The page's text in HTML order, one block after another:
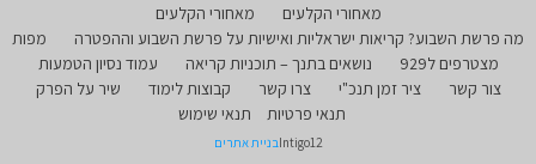
מאחורי הקלעים
מאחורי הקלעים
מה פרשת השבוע? קריאות ישראליות ואישיות על פרשת השבוע וההפטרה
מפות
מצטרפים ל929
נושאים בתנך – תוכניות קריאה
עמוד נסיון הטמעות
צור קשר
ציר זמן תנכ"י צרו קשר קבוצות לימוד
שיר על הפרק
תנאי פרטיות
תנאי שימוש
Intigo12בניית אתרים